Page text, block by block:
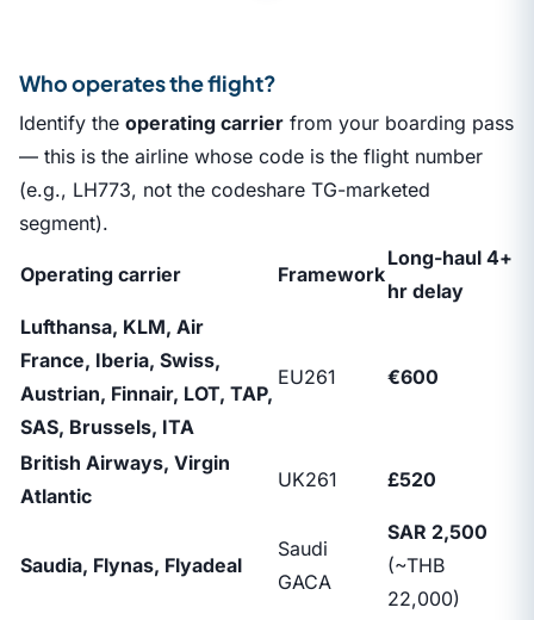
Who operates the flight?
Identify the operating carrier from your boarding pass
— this is the airline whose code is the flight number
(e.g., LH773, not the codeshare TG-marketed
segment).
Operating carrier Framework
Long-haul 4+
hr delay
Lufthansa, KLM, Air
France, Iberia, Swiss,
Austrian, Finnair, LOT, TAP,
SAS, Brussels, ITA
EU261 €600
British Airways, Virgin
Atlantic
UK261 £520
Saudia, Flynas, Flyadeal
Saudi
GACA
SAR 2,500
(~THB
22,000)